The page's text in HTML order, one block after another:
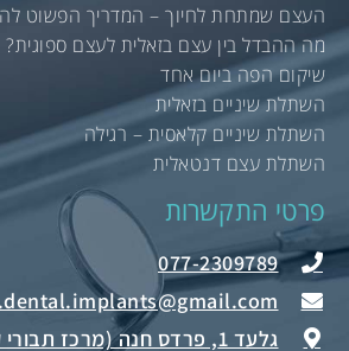
העצם שמתחת לחיוך – המדריך הפשוט
מה ההבדל בין עצם בזאלית לעצם ספוגית?
שיקום הפה ביום אחד
השתלת שיניים בזאלית
השתלת שיניים קלאסית – רגילה
השתלת עצם דנטאלית
פרטי התקשרות
077-2309789
גלעד 1, פרדס חנה (מרכז תבורי קומה1)